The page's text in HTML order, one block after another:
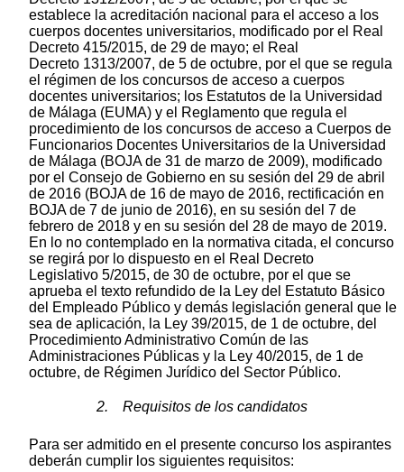
establece la acreditación nacional para el acceso a los
cuerpos docentes universitarios, modificado por el Real
Decreto 415/2015, de 29 de mayo; el Real
Decreto 1313/2007, de 5 de octubre, por el que se regula
el régimen de los concursos de acceso a cuerpos
docentes universitarios; los Estatutos de la Universidad
de Málaga (EUMA) y el Reglamento que regula el
procedimiento de los concursos de acceso a Cuerpos de
Funcionarios Docentes Universitarios de la Universidad
de Málaga (BOJA de 31 de marzo de 2009), modificado
por el Consejo de Gobierno en su sesión del 29 de abril
de 2016 (BOJA de 16 de mayo de 2016, rectificación en
BOJA de 7 de junio de 2016), en su sesión del 7 de
febrero de 2018 y en su sesión del 28 de mayo de 2019.
En lo no contemplado en la normativa citada, el concurso
se regirá por lo dispuesto en el Real Decreto
Legislativo 5/2015, de 30 de octubre, por el que se
aprueba el texto refundido de la Ley del Estatuto Básico
del Empleado Público y demás legislación general que le
sea de aplicación, la Ley 39/2015, de 1 de octubre, del
Procedimiento Administrativo Común de las
Administraciones Públicas y la Ley 40/2015, de 1 de
octubre, de Régimen Jurídico del Sector Público.
2. Requisitos de los candidatos
Para ser admitido en el presente concurso los aspirantes
deberán cumplir los siguientes requisitos: